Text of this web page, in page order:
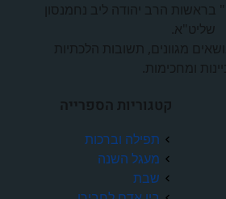
הרב יהודה ליב נחמנסון
שליט"א.
מגוונים, תשובות הלכתיות
ומחכימות.
קטגוריות הספרייה
תפילה וברכות
מעגל השנה
שבת